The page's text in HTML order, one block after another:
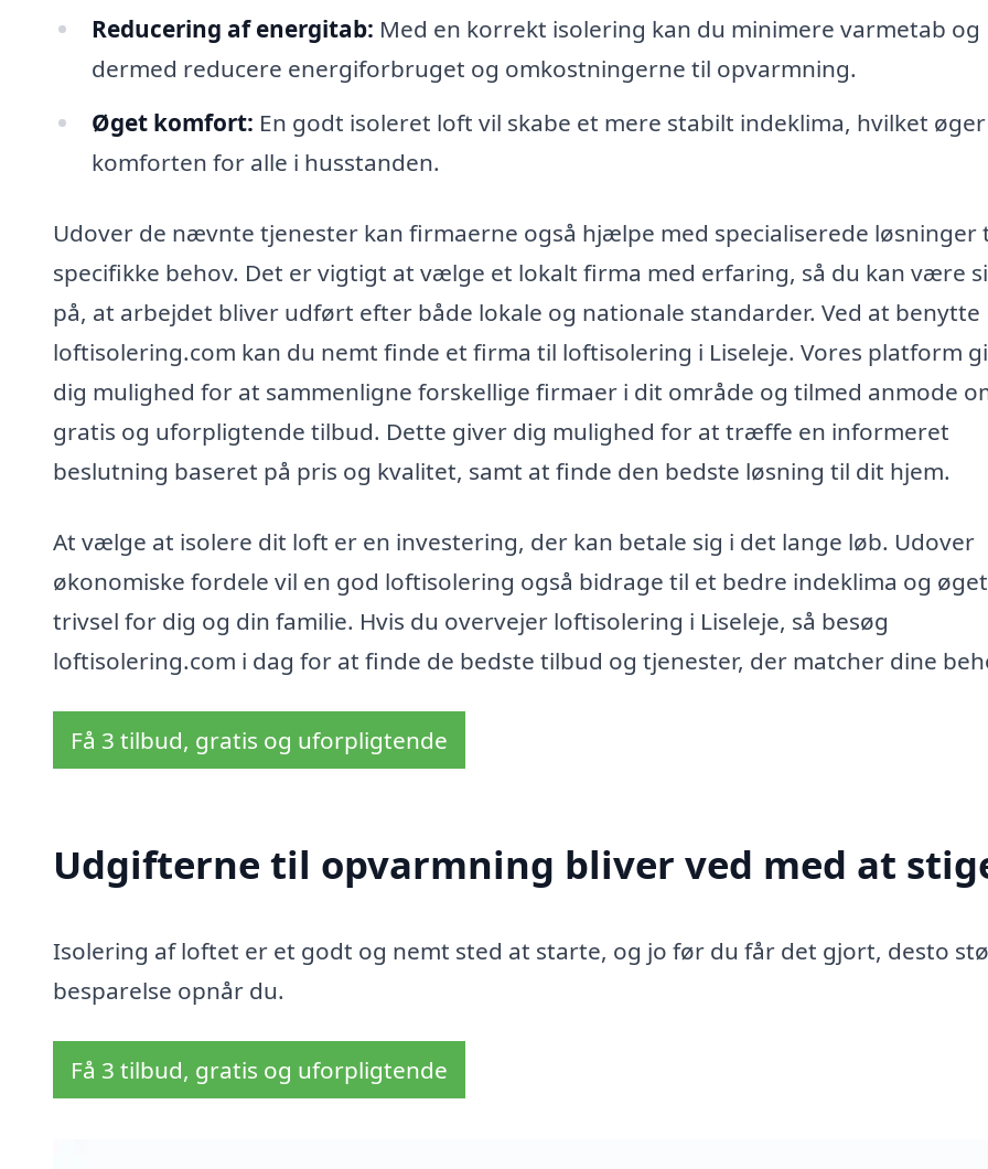
Reducering af energitab: Med en korrekt isolering kan du minimere varmetab og
dermed reducere energiforbruget og omkostningerne til opvarmning.
Øget komfort: En godt isoleret loft vil skabe et mere stabilt indeklima, hvilket øger
komforten for alle i husstanden.
Udover de nævnte tjenester kan firmaerne også hjælpe med specialiserede løsninger
specifikke behov. Det er vigtigt at vælge et lokalt firma med erfaring, så du kan være
på, at arbejdet bliver udført efter både lokale og nationale standarder. Ved at benytte
loftisolering.com kan du nemt finde et firma til loftisolering i Liseleje. Vores platform
dig mulighed for at sammenligne forskellige firmaer i dit område og tilmed anmode
gratis og uforpligtende tilbud. Dette giver dig mulighed for at træffe en informeret
beslutning baseret på pris og kvalitet, samt at finde den bedste løsning til dit hjem.
At vælge at isolere dit loft er en investering, der kan betale sig i det lange løb. Udover
økonomiske fordele vil en god loftisolering også bidrage til et bedre indeklima og øget
trivsel for dig og din familie. Hvis du overvejer loftisolering i Liseleje, så besøg
loftisolering.com i dag for at finde de bedste tilbud og tjenester, der matcher dine
Få 3 tilbud, gratis og uforpligtende
Udgifterne til opvarmning bliver ved med at
Isolering af loftet er et godt og nemt sted at starte, og jo før du får det gjort, desto
besparelse opnår du.
Få 3 tilbud, gratis og uforpligtende